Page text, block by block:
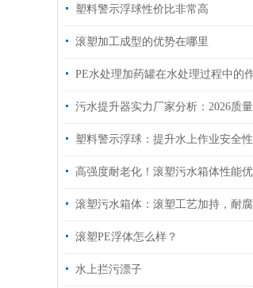
塑料警示浮球性价比非常高
滚塑加工成型的优势在哪里
滚塑PE浮体怎么样？
水上拦污漂子